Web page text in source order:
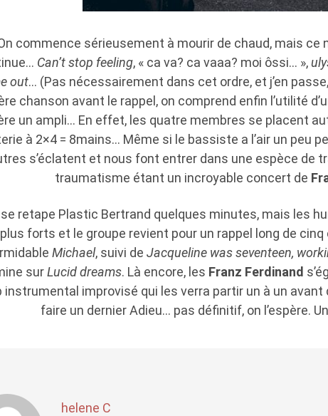
commence sérieusement à mourir de chaud, mais ce
Can’t stop feeling, « ca va? ca vaaa? moi ôssi… »,
out… (Pas nécessairement dans cet ordre, et j’en
chanson avant le rappel, on comprend enfin l’utilité
un ampli… En effet, les quatre membres se placent
à 2×4 = 8mains… Même si le bassiste a l’air un peu
s’éclatent et nous font entrer dans une espèce de
traumatisme étant un incroyable concert de
se retape Plastic Bertrand quelques minutes, mais les
plus forts et le groupe revient pour un rappel long de
Michael, suivi de Jacqueline was seventeen,
surLucid dreams. Là encore, les Franz Ferdinand
instrumental improvisé qui les verra partir un à un avant
faire un dernier Adieu… pas définitif, on l’espère.
helene C